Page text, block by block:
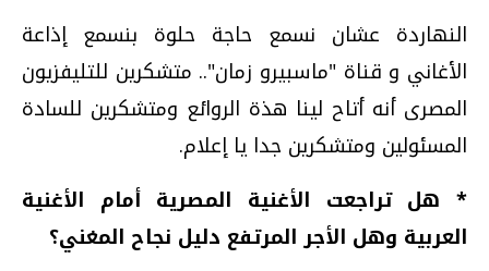
النهاردة عشان نسمع حاجة حلوة بنسمع إذاعة
الأغاني و قناة "ماسبيرو زمان".. متشكرين للتليفزيون
المصرى أنه أتاح لينا هذة الروائع ومتشكرين للسادة
المسئولين ومتشكرين جدا يا إعلام.
* هل تراجعت الأغنية المصرية أمام الأغنية
العربية وهل الأجر المرتفع دليل نجاح المغني؟